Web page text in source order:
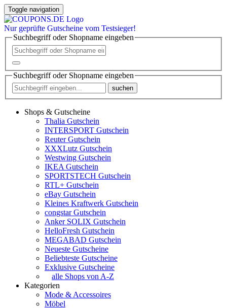
Toggle navigation
Nur geprüfte Gutscheine vom Testsieger!
Suchbegriff oder Shopname eingeben
Suchbegriff oder Shopname eingeben
suchen
Shops & Gutscheine
Thalia Gutschein
INTERSPORT Gutschein
Reuter Gutschein
XXXLutz Gutschein
Westwing Gutschein
IKEA Gutschein
SPORTSTECH Gutschein
RTL+ Gutschein
eBay Gutschein
Kleines Kraftwerk Gutschein
congstar Gutschein
Anker SOLIX Gutschein
HelloFresh Gutschein
MEGABAD Gutschein
Neueste Gutscheine
Beliebteste Gutscheine
Exklusive Gutscheine
alle Shops von A-Z
Kategorien
Mode & Accessoires
Möbel